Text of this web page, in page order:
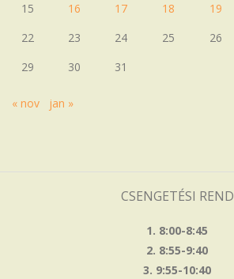
15
16 17 18 19
22
23 24 25 26
29
30 31
« nov jan »
CSENGETÉSI REND
1. 8:00-8:45
2. 8:55-9:40
3. 9:55-10:40